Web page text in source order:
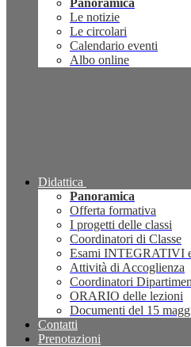
Panoramica
Le notizie
Le circolari
Calendario eventi
Albo online
Didattica
Panoramica
Offerta formativa
I progetti delle classi
Coordinatori di Classe
Esami INTEGRATIVI
Attività di Accoglienza
Coordinatori
ORARIO delle lezioni
Documenti del 15
Contatti
Prenotazioni